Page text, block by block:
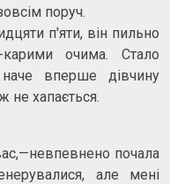
поруч.
п'яти, він пильно
очима. Стало
вперше дівчину
не хапається.
почала
але мені